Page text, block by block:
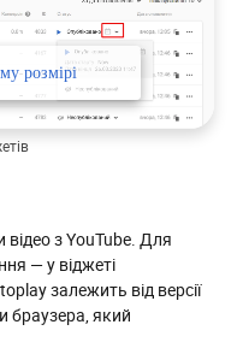
з YouTube. Для
— у віджеті
залежить від версії
браузера, який